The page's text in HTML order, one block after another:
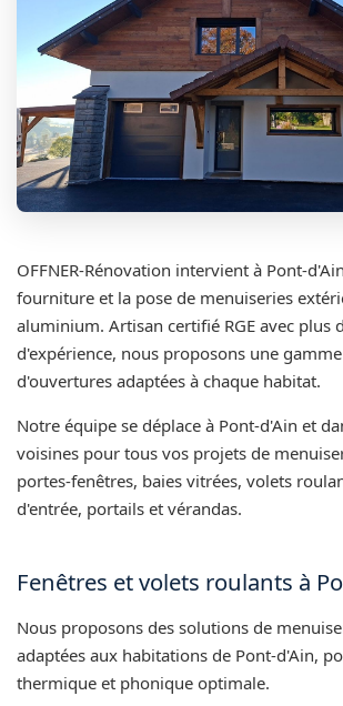
OFFNER-Rénovation intervient à Pont-
fourniture et la pose de menuiseries
aluminium. Artisan certifié RGE avec plus
d'expérience, nous proposons une
d'ouvertures adaptées à chaque habitat.
Notre équipe se déplace à Pont-d'Ain et
voisines pour tous vos projets de
portes-fenêtres, baies vitrées, volets
d'entrée, portails et vérandas.
Fenêtres et volets roulants à
Nous proposons des solutions de
adaptées aux habitations de Pont-d'Ain,
thermique et phonique optimale.